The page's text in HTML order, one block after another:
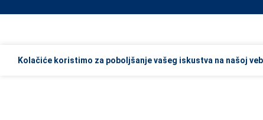
Kolačiće koristimo za poboljšanje vašeg iskustva na našoj